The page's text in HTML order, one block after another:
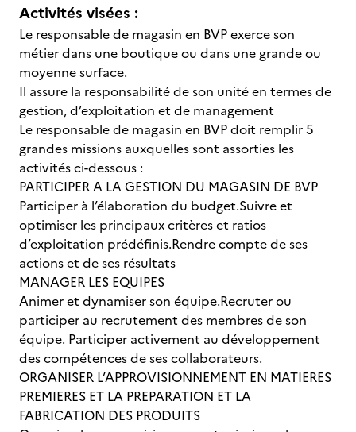
Activités visées :
Le responsable de magasin en BVP exerce son
métier dans une boutique ou dans une grande ou
moyenne surface.
Il assure la responsabilité de son unité en termes de
gestion, d’exploitation et de management
Le responsable de magasin en BVP doit remplir 5
grandes missions auxquelles sont assorties les
activités ci-dessous :
PARTICIPER A LA GESTION DU MAGASIN DE BVP
Participer à l’élaboration du budget.Suivre et
optimiser les principaux critères et ratios
d’exploitation prédéfinis.Rendre compte de ses
actions et de ses résultats
MANAGER LES EQUIPES
Animer et dynamiser son équipe.Recruter ou
participer au recrutement des membres de son
équipe. Participer activement au développement
des compétences de ses collaborateurs.
ORGANISER L’APPROVISIONNEMENT EN MATIERES
PREMIERES ET LA PREPARATION ET LA
FABRICATION DES PRODUITS